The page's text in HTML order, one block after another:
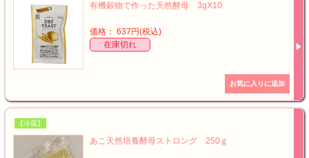
有機穀物で作った天然酵母 3gX10
価格： 637円(税込)
在庫切れ
【冷蔵】
あこ天然培養酵母ストロング 250ｇ